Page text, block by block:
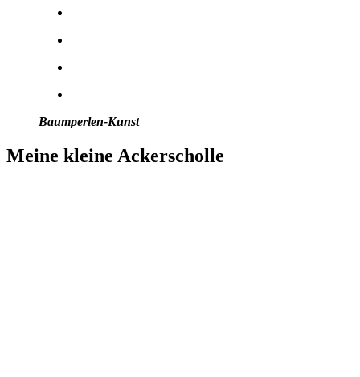
Baumperlen-Kunst
Meine kleine Ackerscholle